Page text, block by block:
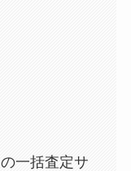
一括査定サ